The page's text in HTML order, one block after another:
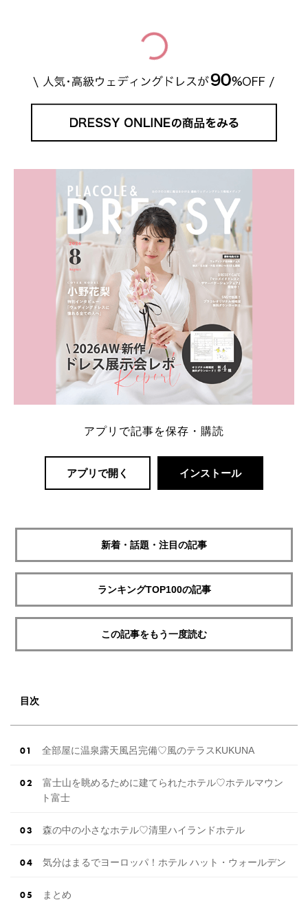
アプリで記事を保存・購読
アプリで開く インストール
新着・話題・注目の記事
ランキングTOP100の記事
この記事をもう一度読む
目次
全部屋に温泉露天風呂完備♡風のテラスKUKUNA
富士山を眺めるために建てられたホテル♡ホテルマウン
ト富士
森の中の小さなホテル♡清里ハイランドホテル
気分はまるでヨーロッパ！ホテル ハット・ウォールデン
まとめ